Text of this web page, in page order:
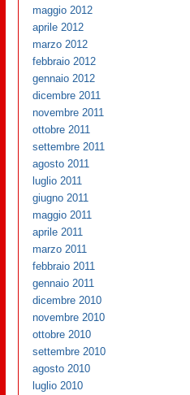
maggio 2012
aprile 2012
marzo 2012
febbraio 2012
gennaio 2012
dicembre 2011
novembre 2011
ottobre 2011
settembre 2011
agosto 2011
luglio 2011
giugno 2011
maggio 2011
aprile 2011
marzo 2011
febbraio 2011
gennaio 2011
dicembre 2010
novembre 2010
ottobre 2010
settembre 2010
agosto 2010
luglio 2010